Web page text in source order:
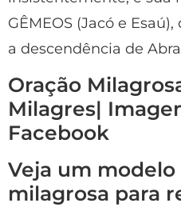
GÊMEOS (Jacó e
a descendência de
Oração
Milagres|
Facebook
Veja um modelo
milagrosa para